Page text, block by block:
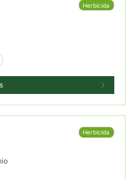
Herbicida
Herbicida